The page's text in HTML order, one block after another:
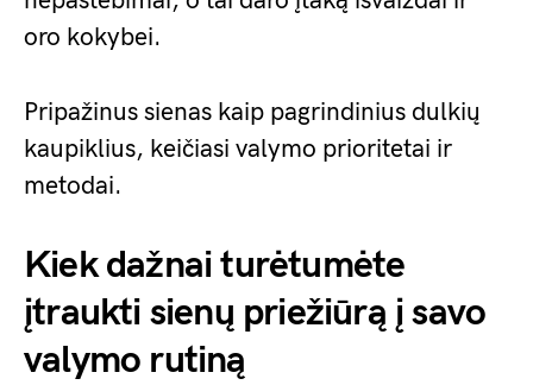
oro kokybei.
Pripažinus sienas kaip pagrindinius dulkių
kaupiklius, keičiasi valymo prioritetai ir
metodai.
Kiek dažnai turėtumėte
įtraukti sienų priežiūrą į savo
valymo rutiną